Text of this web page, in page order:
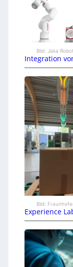
Bild: Jaka
Integration
Bild:
Experience